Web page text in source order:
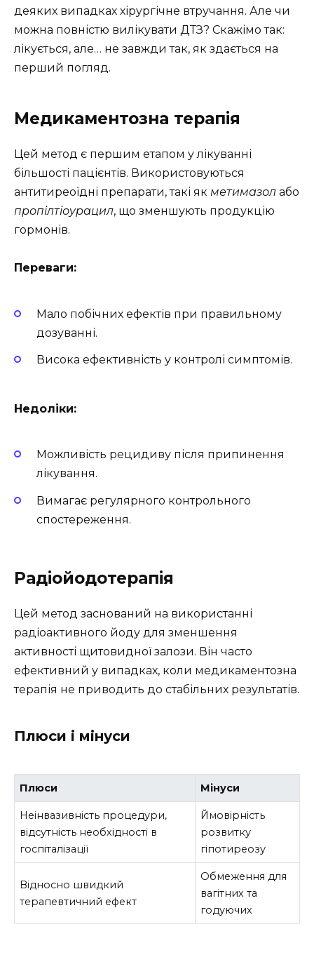
деяких випадках хірургічне втручання. Але чи
можна повністю вилікувати ДТЗ? Скажімо так:
лікується, але… не завжди так, як здається на
перший погляд.
Медикаментозна терапія
Цей метод є першим етапом у лікуванні
більшості пацієнтів. Використовуються
антитиреоїдні препарати, такі як метимазол або
пропілтіоурацил, що зменшують продукцію
гормонів.
Переваги:
Мало побічних ефектів при правильному
дозуванні.
Висока ефективність у контролі симптомів.
Недоліки:
Можливість рецидиву після припинення
лікування.
Вимагає регулярного контрольного
спостереження.
Радіойодотерапія
Цей метод заснований на використанні
радіоактивного йоду для зменшення
активності щитовидної залози. Він часто
ефективний у випадках, коли медикаментозна
терапія не приводить до стабільних результатів.
Плюси і мінуси
Плюси Мінуси
Неінвазивність процедури,
відсутність необхідності в
госпіталізації
Ймовірність
розвитку
гіпотиреозу
Відносно швидкий
терапевтичний ефект
Обмеження для
вагітних та
годуючих